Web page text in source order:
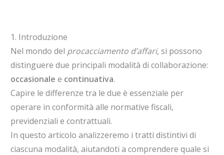
1. Introduzione
Nel mondo del procacciamento d’affari, si possono
distinguere due principali modalità di collaborazione:
occasionale e continuativa.
Capire le differenze tra le due è essenziale per
operare in conformità alle normative fiscali,
previdenziali e contrattuali.
In questo articolo analizzeremo i tratti distintivi di
ciascuna modalità, aiutandoti a comprendere quale si